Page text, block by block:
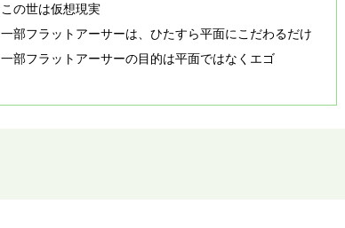
この世は仮想現実
一部フラットアーサーは、ひたすら平面にこだわるだけ
一部フラットアーサーの目的は平面ではなくエゴ